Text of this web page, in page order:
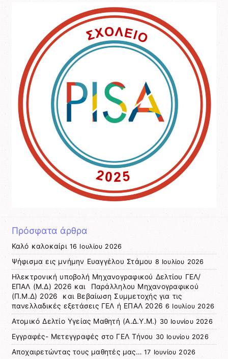
Πρόσφατα άρθρα
Καλό καλοκαίρι 16 Ιουλίου 2026
Ψήφισμα εις μνήμην Ευαγγέλου Στάμου 8 Ιουλίου 2026
Ηλεκτρονική υποβολή Μηχανογραφικού Δελτίου ΓΕΛ/
ΕΠΑΛ (Μ.Δ) 2026 και Παράλληλου Μηχανογραφικού
(Π.Μ.Δ) 2026 και Βεβαίωση Συμμετοχής για τις
πανελλαδικές εξετάσεις ΓΕΛ ή ΕΠΑΛ 2026 6 Ιουλίου 2026
Ατομικό Δελτίο Υγείας Μαθητή (Α.Δ.Υ.Μ.) 30 Ιουνίου 2026
Εγγραφές- Μετεγγραφές στο ΓΕΛ Τήνου 30 Ιουνίου 2026
Αποχαιρετώντας τους μαθητές μας… 17 Ιουνίου 2026